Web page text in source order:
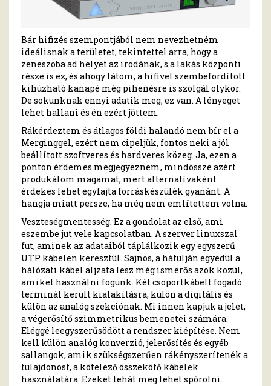
Bár hifizés szempontjából nem nevezhetném
ideálisnak a területet, tekintettel arra, hogy a
zeneszoba ad helyet az irodának, s a lakás központi
része is ez, és ahogy látom, a hifivel szembefordított
kihúzható kanapé még pihenésre is szolgál olykor.
De sokunknak ennyi adatik meg, ez van. A lényeget
lehet hallani és én ezért jöttem.
Rákérdeztem és átlagos földi halandó nem bír el a
Merginggel, ezért nem cipeljük, fontos neki a jól
beállított szoftveres és hardveres közeg. Ja, ezen a
ponton érdemes megjegyeznem, mindössze azért
produkálom magamat, mert alternatívaként
érdekes lehet egyfajta forráskészülék gyanánt. A
hangja miatt persze, ha még nem említettem volna.
Veszteségmentesség. Ez a gondolat az első, ami
eszembe jut vele kapcsolatban. A szerver linuxszal
fut, aminek az adataiból táplálkozik egy egyszerű
UTP kábelen keresztül. Sajnos, a hátulján egyedül a
hálózati kábel aljzata lesz még ismerős azok közül,
amiket használni fogunk. Két csoportkábelt fogadó
terminál került kialakításra, külön a digitális és
külön az analóg szekciónak. Mi innen kapjuk a jelet,
a végerősítő szimmetrikus bemenetei számára.
Eléggé leegyszerűsödött a rendszer kiépítése. Nem
kell külön analóg konverzió, jelerősítés és egyéb
sallangok, amik szükségszerűen rákényszerítenék a
tulajdonost, a kötelező összekötő kábelek
használatára. Ezeket tehát meg lehet spórolni.